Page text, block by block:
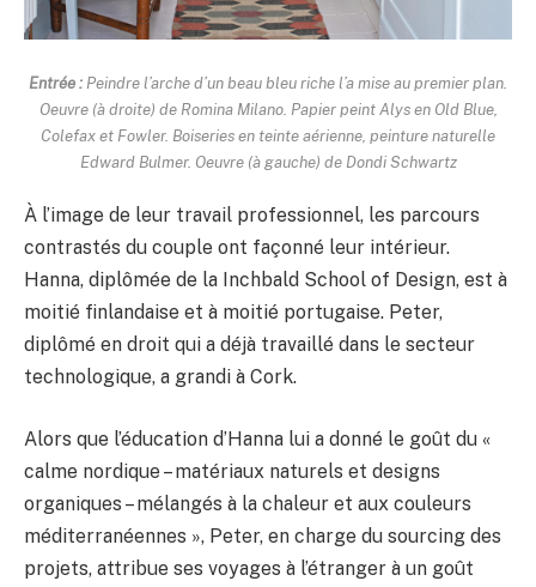
Entrée : Peindre l’arche d’un beau bleu riche l’a mise au premier plan.
Oeuvre (à droite) de Romina Milano. Papier peint Alys en Old Blue,
Colefax et Fowler. Boiseries en teinte aérienne, peinture naturelle
Edward Bulmer. Oeuvre (à gauche) de Dondi Schwartz
À l’image de leur travail professionnel, les parcours
contrastés du couple ont façonné leur intérieur.
Hanna, diplômée de la Inchbald School of Design, est à
moitié finlandaise et à moitié portugaise. Peter,
diplômé en droit qui a déjà travaillé dans le secteur
technologique, a grandi à Cork.
Alors que l’éducation d’Hanna lui a donné le goût du «
calme nordique – matériaux naturels et designs
organiques – mélangés à la chaleur et aux couleurs
méditerranéennes », Peter, en charge du sourcing des
projets, attribue ses voyages à l’étranger à un goût